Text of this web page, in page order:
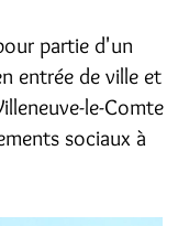
partie d'un
entrée de ville et
le-Comte
sociaux à